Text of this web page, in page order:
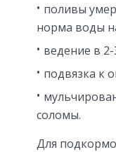
поливы
норма воды
ведение в 2-
подвязка к
соломы.
Для